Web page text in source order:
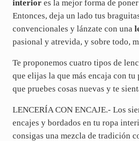
interiores la mejor forma de
Entonces, deja un lado tus
convencionales y lánzate con una
pasional y atrevida, y sobre todo,
Te proponemos cuatro tipos de
que elijas la que más encaja con tu
que pruebes cosas nuevas y te
LENCERÍA CON ENCAJE.- Los
encajes y bordados en tu ropa
consigas una mezcla de tradición